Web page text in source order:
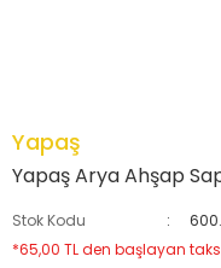
Yapaş
Yapaş Arya Ahşap
Stok Kodu
*65,00 TL den başlayan